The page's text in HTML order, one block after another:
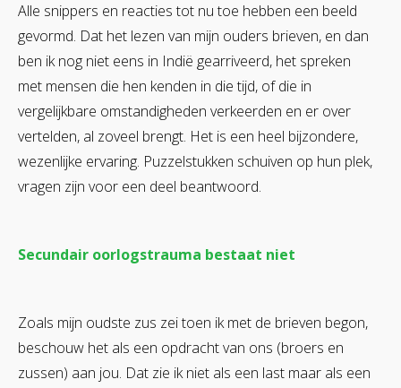
Alle snippers en reacties tot nu toe hebben een beeld
gevormd. Dat het lezen van mijn ouders brieven, en dan
ben ik nog niet eens in Indië gearriveerd, het spreken
met mensen die hen kenden in die tijd, of die in
vergelijkbare omstandigheden verkeerden en er over
vertelden, al zoveel brengt. Het is een heel bijzondere,
wezenlijke ervaring. Puzzelstukken schuiven op hun plek,
vragen zijn voor een deel beantwoord.
Secundair oorlogstrauma bestaat niet
Zoals mijn oudste zus zei toen ik met de brieven begon,
beschouw het als een opdracht van ons (broers en
zussen) aan jou. Dat zie ik niet als een last maar als een